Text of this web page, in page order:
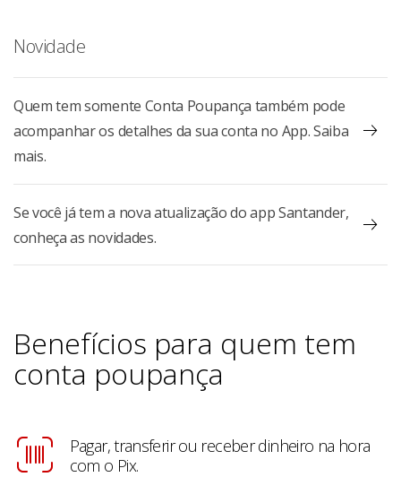
Novidade
Quem tem somente Conta Poupança também pode
acompanhar os detalhes da sua conta no App. Saiba
mais.
Se você já tem a nova atualização do app Santander,
conheça as novidades.
Benefícios para quem tem
conta poupança
Pagar, transferir ou receber dinheiro na hora
com o Pix.